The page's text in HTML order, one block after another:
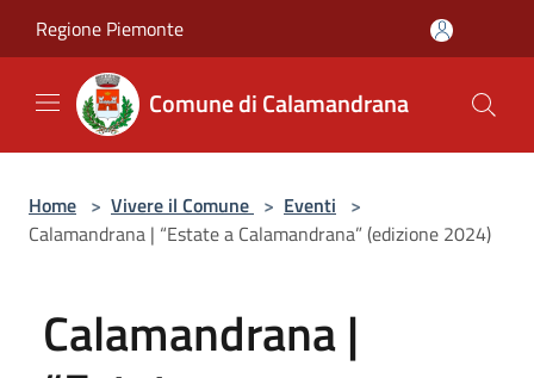
Regione Piemonte
Comune di Calamandrana
Home > Vivere il Comune > Eventi >
Calamandrana | “Estate a Calamandrana” (edizione 2024)
Calamandrana |